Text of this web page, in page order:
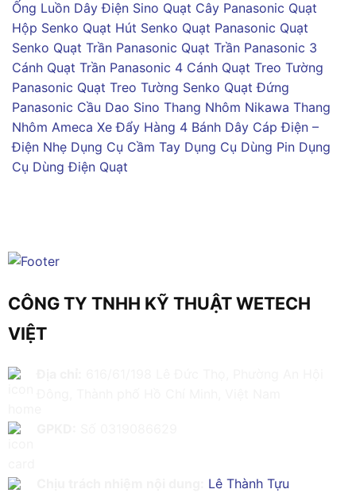
Ống Luồn Dây Điện Sino Quạt Cây Panasonic Quạt
Hộp Senko Quạt Hút Senko Quạt Panasonic Quạt
Senko Quạt Trần Panasonic Quạt Trần Panasonic 3
Cánh Quạt Trần Panasonic 4 Cánh Quạt Treo Tường
Panasonic Quạt Treo Tường Senko Quạt Đứng
Panasonic Cầu Dao Sino Thang Nhôm Nikawa Thang
Nhôm Ameca Xe Đẩy Hàng 4 Bánh Dây Cáp Điện –
Điện Nhẹ Dụng Cụ Cầm Tay Dụng Cụ Dùng Pin Dụng
Cụ Dùng Điện Quạt
CÔNG TY TNHH KỸ THUẬT WETECH
VIỆT
Lê Thành Tựu